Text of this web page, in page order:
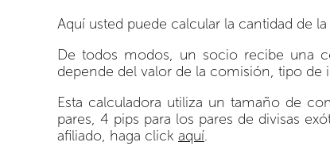
Aquí usted puede calcular la cantidad de
De todos modos, un socio recibe una
depende del valor de la comisión, tipo
Esta calculadora utiliza un tamaño de
pares, 4 pips para los pares de divisas
afiliado, haga click aquí.